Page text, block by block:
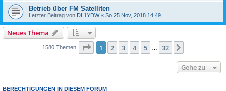
Betrieb über FM Satelliten
Letzter Beitrag von DL1YDW« So 25 Nov, 2018 14:49
Neues Thema
1580 Themen Seite 1von 32
1 2 3 4 5 32
Gehe zu
BERECHTIGUNGEN IN DIESEM FORUM